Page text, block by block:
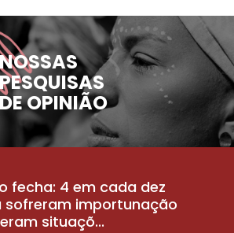
NOSSAS
PESQUISAS
DE OPINIÃO
fecha: 4 em cada dez
sofreram importunação
situaçõ...